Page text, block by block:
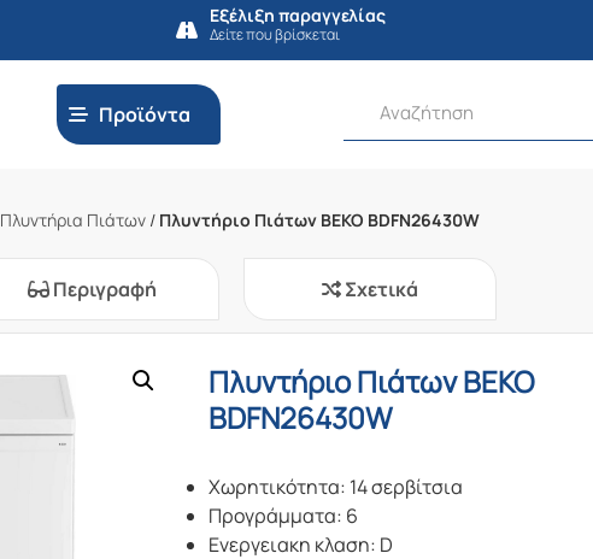
Εξέλιξη παραγγελίας
Δείτε που βρίσκεται
Προϊόντα
Πλυντήρια Πιάτων / Πλυντήριο Πιάτων BEKO BDFN26430W
Περιγραφή Σχετικά
Πλυντήριο Πιάτων BEKO
BDFN26430W
Χωρητικότητα: 14 σερβίτσια
Προγράμματα: 6
Ενεργειακη κλαση: D